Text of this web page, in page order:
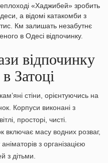
«Хаджибей» зробить
а відомі катакомби з
Км залишать незабутнє
в Одесі відпочинку.
відпочинку
Затоці
стіни, орієнтуючись на
Корпуси виконані з
просторі, чисті.
включає масу водних розваг,
з організацією
з дітьми.